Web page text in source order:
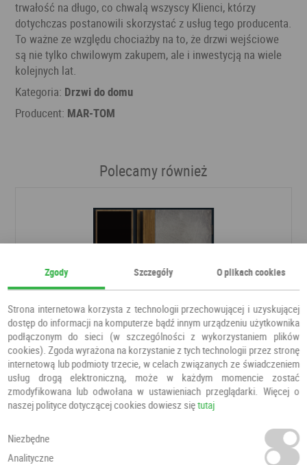
trwałość na długo, co chwalą wszyscy Klienci, którzy
dotychczas postanowili skorzystać z usług tego producenta.
To ważne ze względu chociażby na to, że drzwi wejściowe
są nie tylko chwilowym zakupem, ale i inwestycją na wiele
kolejnych lat.
Kategoria: Drzwi do domu
Producent: MAR-TOM
Polecamy również
DRZWI PŁYTOWE LOFT LT 01
Drzwi do domuWęgrzyn
6 855,20 PLN
Zgody Szczegóły O plikach cookies
Strona internetowa korzysta z technologii przechowującej i uzyskującej
dostęp do informacji na komputerze bądź innym urządzeniu użytkownika
podłączonym do sieci (w szczególności z wykorzystaniem plików
cookies). Zgoda wyrażona na korzystanie z tych technologii przez stronę
internetową lub podmioty trzecie, w celach związanych ze świadczeniem
usług drogą elektroniczną, może w każdym momencie zostać
zmodyfikowana lub odwołana w ustawieniach przeglądarki. Więcej o
naszej polityce dotyczącej cookies dowiesz siętutaj
Niezbędne
Analityczne